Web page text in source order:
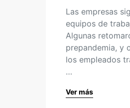
Las empresas
equipos de
Algunas
prepandemia, y
los empleados
…
Ver más